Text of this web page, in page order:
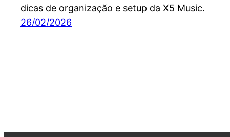
dicas de organização e setup da X5 Music.
26/02/2026